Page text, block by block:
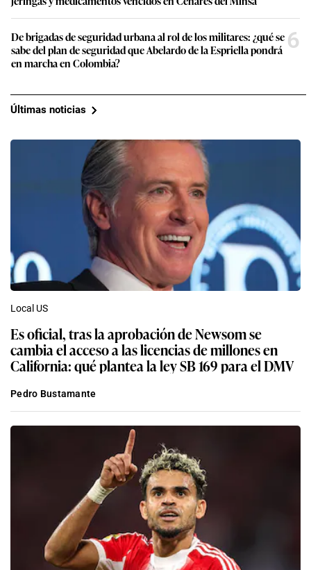
De brigadas de seguridad urbana al rol de los militares: ¿qué se
sabe del plan de seguridad que Abelardo de la Espriella pondrá
en marcha en Colombia?
6
Últimas noticias
Local US
Es oficial, tras la aprobación de Newsom se
cambia el acceso a las licencias de millones en
California: qué plantea la ley SB 169 para el DMV
Pedro Bustamante